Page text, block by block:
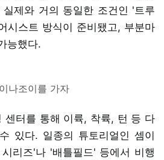
제와 거의 동일한 조건인 '트루
시스트 방식이 준비됐고, 부분마
능했다.
나조이를 가자
센터를 통해 이륙, 착륙, 턴 등 다
있다. 일종의 튜토리얼인 셈이
리즈'나 '배틀필드' 등에서 비행